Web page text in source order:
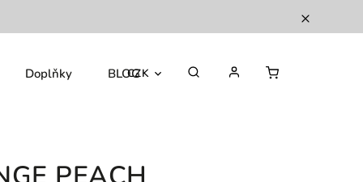
CZK
Doplňky BLOG